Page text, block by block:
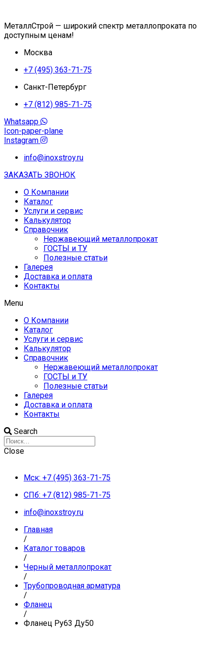
МеталлСтрой — широкий спектр металлопроката по
доступным ценам!
Москва
+7 (495) 363-71-75
Санкт-Петербург
+7 (812) 985-71-75
Whatsapp
Icon-paper-plane
Instagram
info@inoxstroy.ru
ЗАКАЗАТЬ ЗВОНОК
О Компании
Каталог
Услуги и сервис
Калькулятор
Справочник
Нержавеющий металлопрокат
ГОСТЫ и ТУ
Полезные статьи
Галерея
Доставка и оплата
Контакты
Menu
О Компании
Каталог
Услуги и сервис
Калькулятор
Справочник
Нержавеющий металлопрокат
ГОСТЫ и ТУ
Полезные статьи
Галерея
Доставка и оплата
Контакты
Search
Close
Мск: +7 (495) 363-71-75
СПб: +7 (812) 985-71-75
info@inoxstroy.ru
Главная
/
Каталог товаров
/
Черный металлопрокат
/
Трубопроводная арматура
/
Фланец
/
Фланец Ру63 Ду50